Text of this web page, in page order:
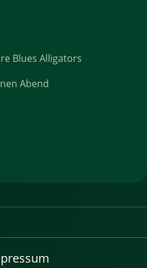
Blues Alligators
Abend